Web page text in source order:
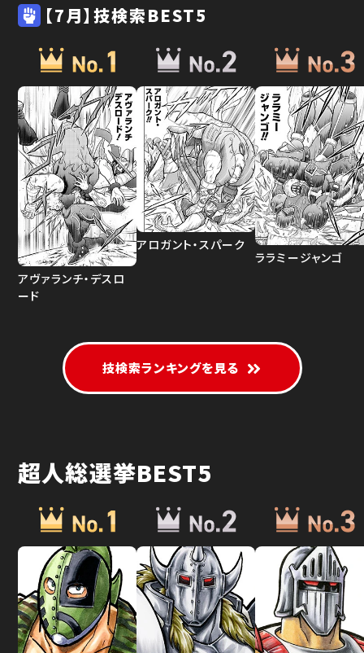
【7月】技検索BEST5
アヴァランチ・デスロ
ード
アロガント・スパーク
ララミージャンゴ
技検索ランキングを見る
超人総選挙BEST5